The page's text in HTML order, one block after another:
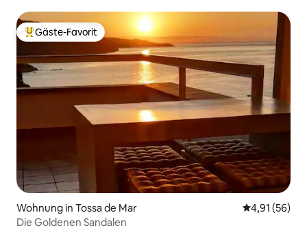
Beliebter Gäste-Favorit.
Gäste-Favorit
Wohnung in Tossa de Mar
4,91 (56)
Die Goldenen Sandalen